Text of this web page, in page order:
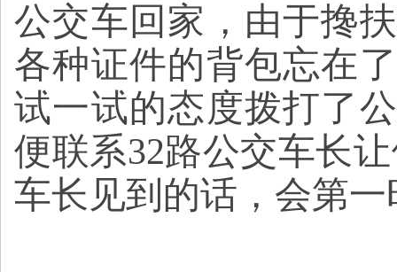
公交车回家，由于搀
各种证件的背包忘在
试一试的态度拨打了
便联系32路公交车长
车长见到的话，会第